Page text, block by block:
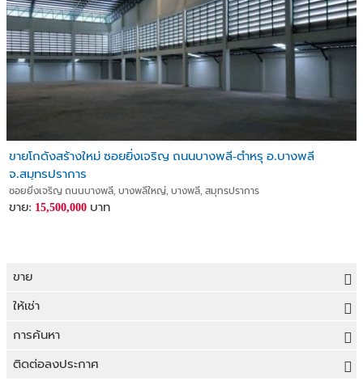
ขายโกดังสร้างใหม่ ซอยยิ่งเจริญ ถนนบางพลี-ตำหรุ อ.บางพลี
จ.สมุทรปราการ
ซอยยิ่งเจริญ ถนนบางพลี, บางพลีใหญ่, บางพลี, สมุทรปราการ
ขาย: 15,500,000 บาท
ขาย
ขายที่ดิน
ขายบ้าน
ขายคอนโด
ให้เช่า
ให้เช่าที่ดิน
ให้เช่าบ้าน
การค้นหา
ขายที่ดิน
ติดต่อลงประกาศ